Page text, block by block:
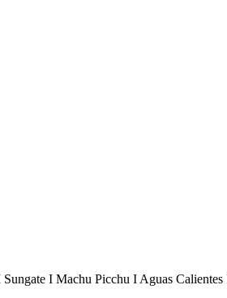
I Machu Picchu I Aguas Calientes